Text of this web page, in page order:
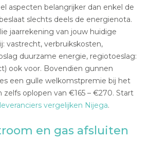
aspecten belangrijker dan enkel de
slechts deels de energienota.
jaarrekening van jouw huidige
vastrecht, verbruikskosten,
duurzame energie, regiotoeslag:
ook voor. Bovendien gunnen
een gulle welkomstpremie bij het
zelfs oplopen van €165 – €270. Start
vergelijken Nijega.
en gas afsluiten